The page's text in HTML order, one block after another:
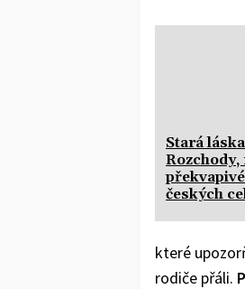
Stará
Rozchody,
českých
které
rodiče přáli.